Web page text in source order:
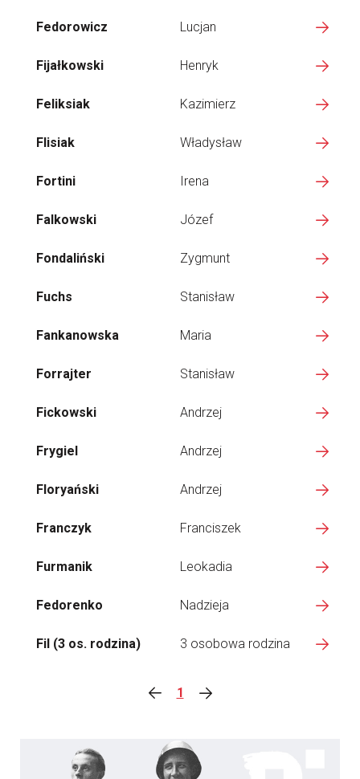
Fedorowicz Lucjan
Fijałkowski Henryk
Feliksiak Kazimierz
Flisiak Władysław
Fortini Irena
Falkowski Józef
Fondaliński Zygmunt
Fuchs Stanisław
Fankanowska Maria
Forrajter Stanisław
Fickowski Andrzej
Frygiel Andrzej
Floryański Andrzej
Franczyk Franciszek
Furmanik Leokadia
Fedorenko Nadzieja
Fil (3 os. rodzina) 3 osobowa rodzina
1